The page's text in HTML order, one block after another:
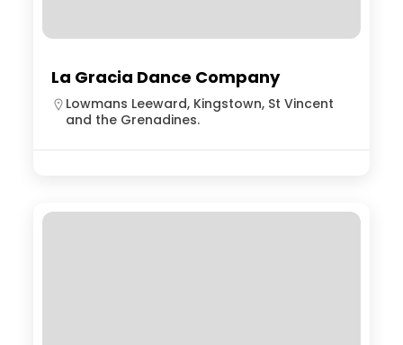
La Gracia Dance Company
Lowmans Leeward, Kingstown, St Vincent
and the Grenadines.